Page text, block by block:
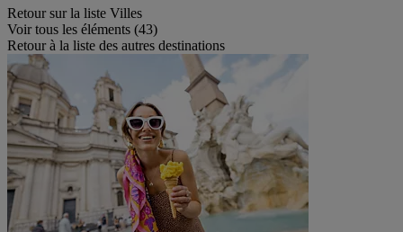
Retour sur la liste Villes
Voir tous les éléments (43)
Retour à la liste des autres destinations